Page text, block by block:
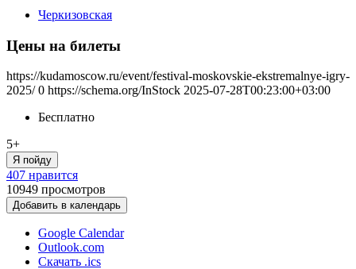
Черкизовская
Цены на билеты
https://kudamoscow.ru/event/festival-moskovskie-ekstremalnye-igry-
2025/ 0 https://schema.org/InStock 2025-07-28T00:23:00+03:00
Бесплатно
5+
Я пойду
407 нравится
10949 просмотров
Добавить в календарь
Google Calendar
Outlook.com
Скачать .ics